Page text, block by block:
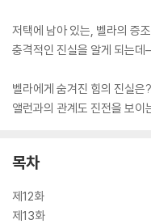
저택에 남아 있는, 벨라의 증
충격적인 진실을 알게 되는
벨라에게 숨겨진 힘의 진실은?
앨런과의 관계도 진전을 보이
목차
제12화
제13화